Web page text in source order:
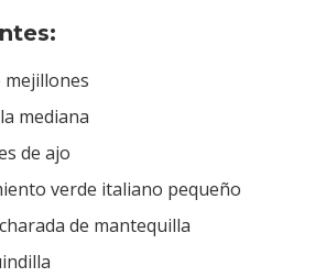
mejillones
mediana
de ajo
verde italiano pequeño
de mantequilla